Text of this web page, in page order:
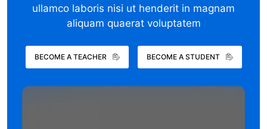
ullamco laboris nisi ut henderit in magnam
aliquam quaerat voluptatem
BECOME A TEACHER BECOME A STUDENT